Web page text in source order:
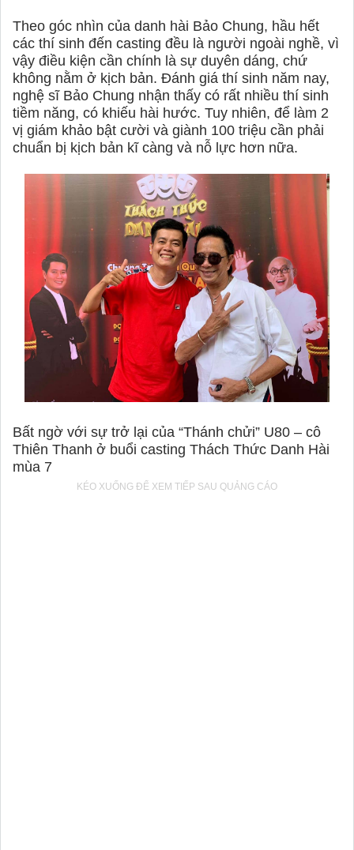
Theo góc nhìn của danh hài Bảo Chung, hầu hết
các thí sinh đến casting đều là người ngoài nghề, vì
vậy điều kiện cần chính là sự duyên dáng, chứ
không nằm ở kịch bản. Đánh giá thí sinh năm nay,
nghệ sĩ Bảo Chung nhận thấy có rất nhiều thí sinh
tiềm năng, có khiếu hài hước. Tuy nhiên, để làm 2
vị giám khảo bật cười và giành 100 triệu cần phải
chuẩn bị kịch bản kĩ càng và nỗ lực hơn nữa.
Bất ngờ với sự trở lại của “Thánh chửi” U80 – cô
Thiên Thanh ở buổi casting Thách Thức Danh Hài
mùa 7